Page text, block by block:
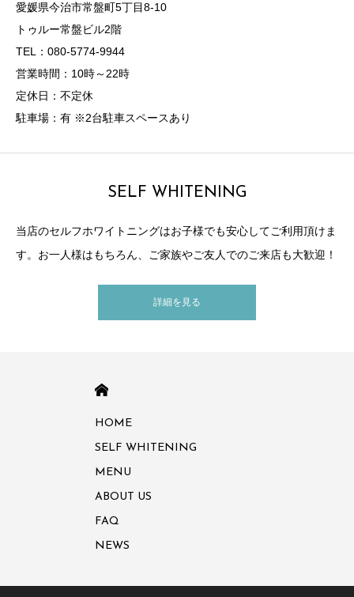
愛媛県今治市常盤町5丁目8-10
トゥルー常盤ビル2階
TEL：080-5774-9944
営業時間：10時～22時
定休日：不定休
駐車場：有 ※2台駐車スペースあり
SELF WHITENING
当店のセルフホワイトニングはお子様でも安心してご利用頂けま
す。お一人様はもちろん、ご家族やご友人でのご来店も大歓迎！
詳細を見る
HOME
SELF WHITENING
MENU
ABOUT US
FAQ
NEWS